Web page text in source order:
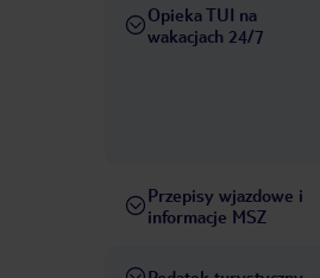
Opieka TUI na
wakacjach 24/7
Przepisy wjazdowe i
informacje MSZ